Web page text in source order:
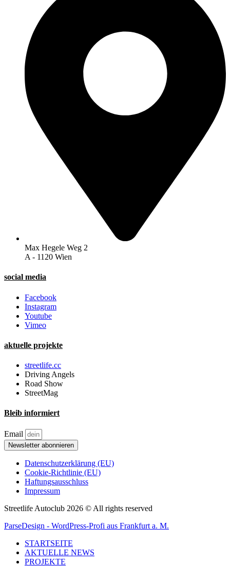
Max Hegele Weg 2
A - 1120 Wien
social media
Facebook
Instagram
Youtube
Vimeo
aktuelle projekte
streetlife.cc
Driving Angels
Road Show
StreetMag
Bleib informiert
Email
Newsletter abonnieren
Datenschutzerklärung (EU)
Cookie-Richtlinie (EU)
Haftungsausschluss
Impressum
Streetlife Autoclub 2026 © All rights reserved
ParseDesign - WordPress-Profi aus Frankfurt a. M.
STARTSEITE
AKTUELLE NEWS
PROJEKTE